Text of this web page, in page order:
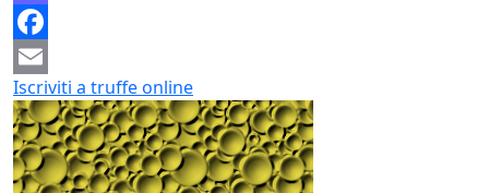
Mastodon
Facebook
Email
Iscriviti a truffe online